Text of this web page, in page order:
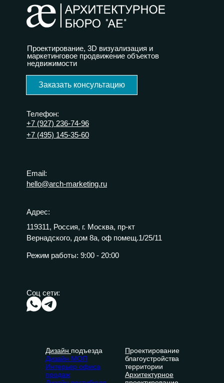
Адрес:
119311, Россия, г. Москва, пр-кт
Вернадского, дом 8а, оф помещ.1/25/11
Режим работы: 9:00 - 20:00
Соц сети:
Email:
hello@arch-marketing.ru
Телефон:
+7 (927) 236-74-96
+7 (495) 145-35-60
Проектирование, 3D визуализация и
маркетинговое продвижение объектов
недвижимости
Заказать консультацию
Дизайн подъезда
Дизайн МОП
Интерьер офиса
продаж
Проектирование
благоустройства
территории
Архитектурное